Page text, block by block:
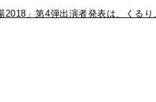
2018」第4弾出演者発表は、くる